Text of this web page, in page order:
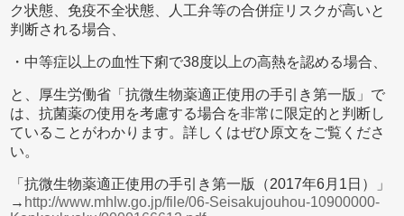
ク状態、免疫不全状態、人工弁等の合併症リスクが高いと
判断される場合、
・中等症以上の血性下痢で38度以上の高熱を認める場合、
と、厚生労働省「抗微生物薬適正使用の手引き第一版」で
は、抗菌薬の使用を考慮する場合を非常に限定的と判断し
ていることがわかります。詳しくはぜひ原文をご覧くださ
い。
「抗微生物薬適正使用の手引き第一版（2017年6月1日）」
→ http://www.mhlw.go.jp/file/06-Seisakujouhou-10900000-